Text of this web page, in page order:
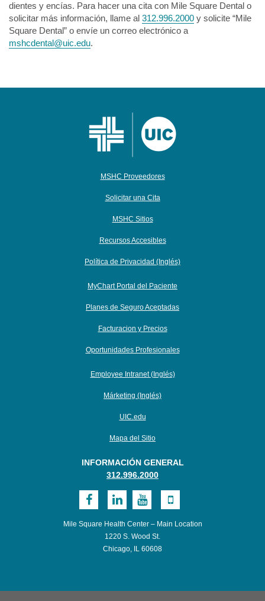
dientes y encías. Para hacer una cita con Mile Square Dental o
solicitar más información, llame al 312.996.2000 y solicite “Mile
Square Dental” o envíe un correo electrónico a
mshcdental@uic.edu.
MSHC Proveedores
Solicitar una Cita
MSHC Sitios
Recursos Accesibles
Política de Privacidad (Inglés)
MyChart Portal del Paciente
Planes de Seguro Aceptadas
Facturacion y Precios
Oportunidades Profesionales
Employee Intranet (Inglés)
Márketing (Inglés)
UIC.edu
Mapa del Sitio
INFORMACIÓN GENERAL
312.996.2000
Visita
MSHC
Facebook
Visita
MSHC
en
LinkedIn
Visita
MSHC
en
Vaya
a
UI
Mile Square Health Center – Main Location
1220 S. Wood St.
Chicago, IL 60608